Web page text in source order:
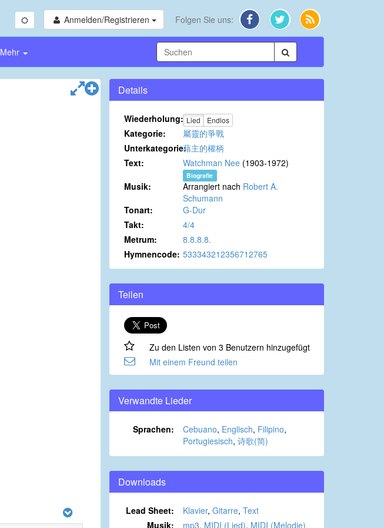
Anmelden/Registrieren Folgen Sie uns:
Mehr
Details
Wiederholung: Lied Endlos
Kategorie:
屬靈的爭戰
Unterkategorie:藉主的權柄
Text:
Watchman Nee (1903-1972)
Biografie
Musik: Arrangiert nach Robert A.
Schumann
Tonart:
G-Dur
Takt:
4/4
Metrum:
8.8.8.8.
Hymnencode: 533343212356712765
Teilen
Zu den Listen von 3 Benutzern hinzugefügt
Mit einem Freund teilen
Verwandte Lieder
Sprachen: Cebuano, Englisch, Filipino,
Portugiesisch, 诗歌(简)
Downloads
Lead Sheet: Klavier, Gitarre, Text
Musik:
mp3, MIDI (Lied), MIDI (Melodie)